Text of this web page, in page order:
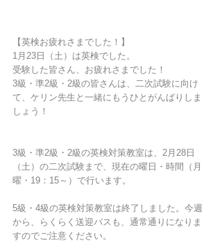
【英検お疲れさまでした！】
1月23日（土）は英検でした。
受験した皆さん、お疲れさまでした！
3級・準2級・2級の皆さんは、二次試験に向け
て、ケリン先生と一緒にもうひとがんばりしま
しょう！
3級・準2級・2級の英検対策教室は、2月28日
（土）の二次試験まで、現在の曜日・時間（月
曜・19：15～）で行います。
5級・4級の英検対策教室は終了しました。今週
から、らくらく送迎バスも、通常通りになりま
すのでご注意ください。